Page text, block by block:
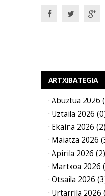
ARTXIBATEGIA
· Abuztua 2026
· Uztaila 2026 (0)
· Ekaina 2026 (2)
· Maiatza 2026
· Apirila 2026 (2)
· Martxoa 2026
· Otsaila 2026
· Urtarrila 2026